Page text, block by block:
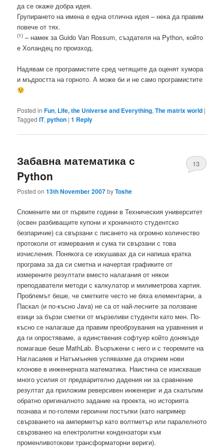
да се окаже добра идея.
Групирането на имена е една отлична идея – нека да правим
повече от тях.
(1) – намек за Guido Van Rossum, създателя на Python, който
е Холандец по произход.
Надявам се програмистите сред четящите да оценят хумора
и мъдростта на горното. А може би и не само програмистите
Posted in Fun, Life, the Universe and Everything,The matrix world |
Tagged IT,python |1 Reply
Забавна математика с
Python
Posted on13th November 2007byToshe
13
Спомените ми от първите години в Техническия университет
(освен разбиващите купони и хроничното студентско
безпаричие) са свързани с писането на огромно количество
протоколи от измервания и сума ти свързани с това
изчисления. Понякога се изкушавах да си напиша кратка
програма за да си сметна и начертая графиките от
измерените резултати вместо налагания от някои
преподаватели методи с калкулатор и милиметрова хартия.
Проблемът беше, че сметките често не бяха елементарни, а
Паскал (и по-късно Java) не са от най-лесните за ползване
езици за бързи сметки от мързеливи студенти като мен. По-
късно се налагаше да правим преобрзувания на уравнения и
да ги опростяваме, а единствения софтуер който донякъде
помагаше беше MathLab. Въоръжени с него и с теоремите на
Нагласаяев и Натъмъняев успявахме да открием нови
клонове в инженерната математика. Наистина се изискваше
много усилия от предварително дадения ни за сравнение
резултат да приложим реверсивен инженериг и да скалъпим
обратно оригиналното задание на проекта, но историята
познава и по-големи героични постъпки (като например
свързването на амперметър като волтметър или паралелното
свързванео на електролитни кондензатори към
променливотокови трансформаторни вериги).